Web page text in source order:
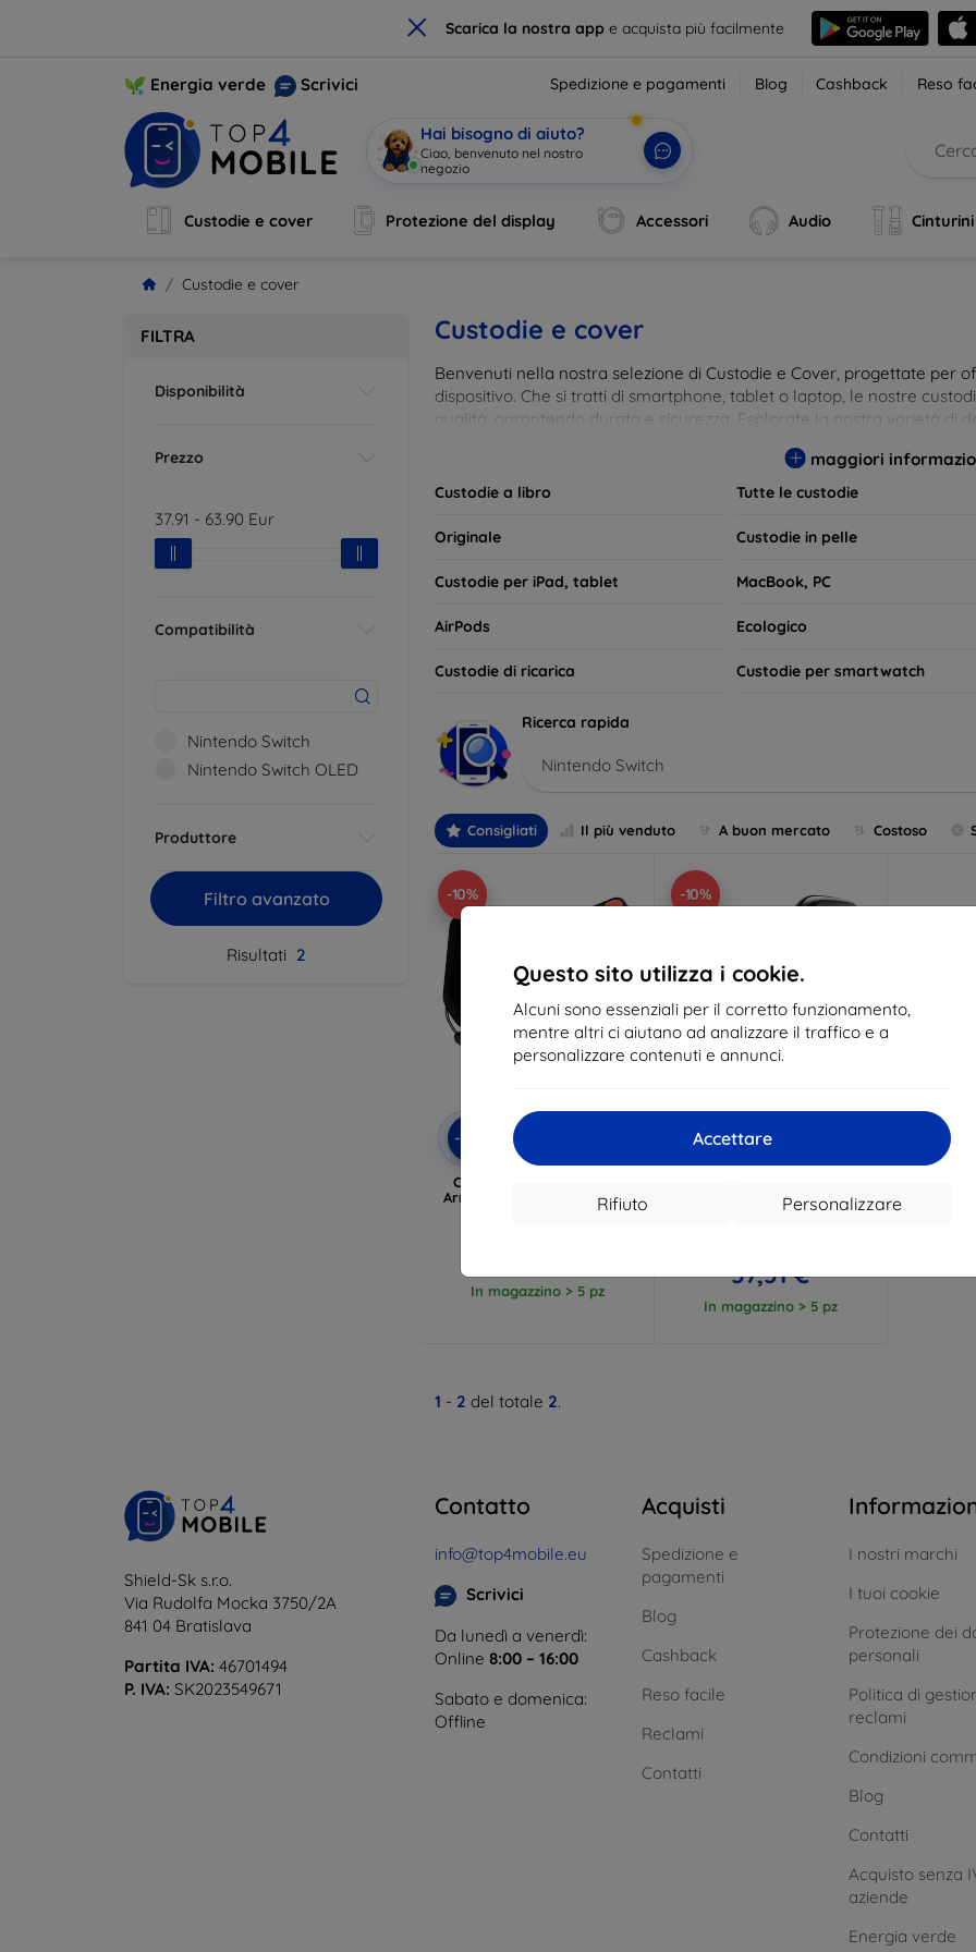
× Scarica la nostra appe acquista più facilmente
Questo sito utilizza i cookie.
Alcuni sono essenziali per il corretto funzionamento,
mentre altri ci aiutano ad analizzare il traffico e a
personalizzare contenuti e annunci.
Accettare
Personalizzare
Rifiuto
Energia verde Scrivici Spedizione e pagamenti Blog Cashback Reso
Hai bisogno di aiuto?
Ciao, benvenuto nel nostro
negozio
Custodie e cover Protezione del display Accessori Audio Cinturini
Custodie e cover
FILTRA
Disponibilità
Prezzo
37.91 - 63.90 Eur
Compatibilità
Nintendo Switch
Nintendo Switch OLED
Produttore
Filtro avanzato
Risultati 2
Custodie e cover
Benvenuti nella nostra selezione di Custodie e Cover, progettate per
dispositivo. Che si tratti di smartphone, tablet o laptop, le nostre
qualità, garantendo durata e sicurezza. Esplorate la nostra varietà di
maggiori
Custodie a libro Tutte le custodie
Originale Custodie in pelle
Custodie per iPad, tablet MacBook, PC
AirPods Ecologico
Custodie di ricarica Custodie per smartwatch
Ricerca rapida
Nintendo Switch
Consigliati Il più venduto A buon mercato Costoso
-10%
-10%
Codice
sconto
Custodia Spigen Rugged
Armor per Nintendo Switch
In magazzino > 5 pz
-10%
-10%
Codice
sconto
custodia, nera - Nintendo
Switch/Switch OLED
57,51 €
In magazzino > 5 pz
1 - 2 del totale 2.
Shield-Sk s.r.o.
Via Rudolfa Mocka 3750/2A
841 04 Bratislava
Partita IVA: 46701494
P. IVA: SK2023549671
Contatto
info@top4mobile.eu
Scrivici
Da lunedì a venerdì:
Online 8:00 – 16:00
Sabato e domenica:
Offline
Acquisti
Spedizione e
pagamenti
Blog
Cashback
Reso facile
Reclami
Contatti
I nostri marchi
I tuoi cookie
Protezione dei
personali
Politica di
reclami
Condizioni
Blog
Contatti
Acquisto senza
aziende
Energia verde